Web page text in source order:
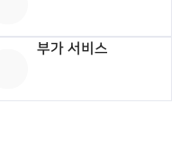
부가 서비스